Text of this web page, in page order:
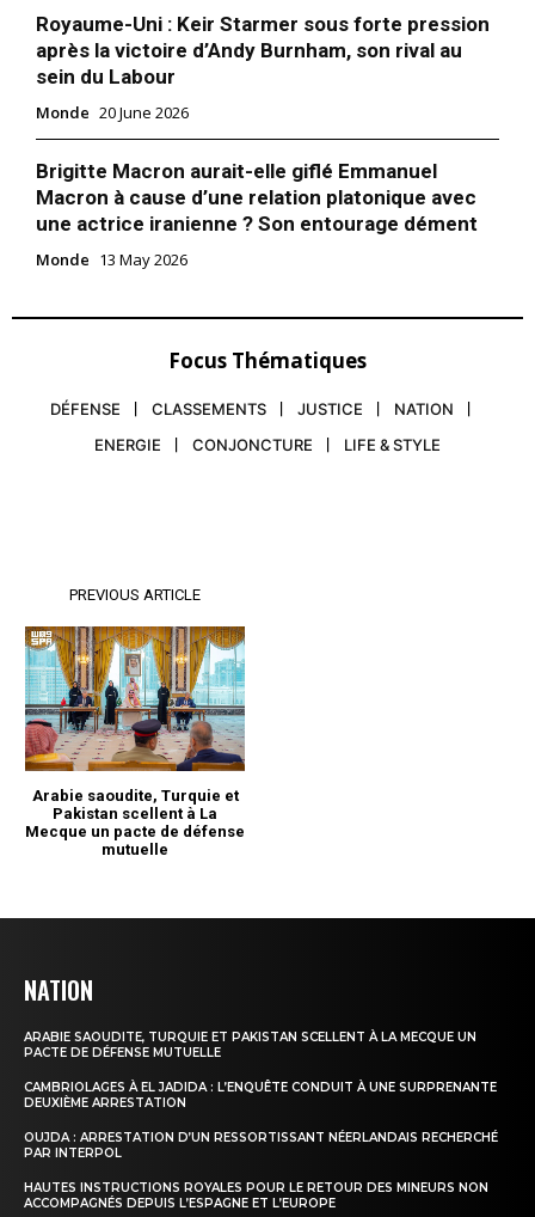
NATION
ARABIE SAOUDITE, TURQUIE ET PAKISTAN SCELLENT À LA MECQUE UN
PACTE DE DÉFENSE MUTUELLE
CAMBRIOLAGES À EL JADIDA : L’ENQUÊTE CONDUIT À UNE SURPRENANTE
DEUXIÈME ARRESTATION
OUJDA : ARRESTATION D’UN RESSORTISSANT NÉERLANDAIS RECHERCHÉ
PAR INTERPOL
HAUTES INSTRUCTIONS ROYALES POUR LE RETOUR DES MINEURS NON
ACCOMPAGNÉS DEPUIS L’ESPAGNE ET L’EUROPE